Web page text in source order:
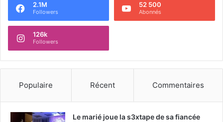
2.1M
Followers
52 500
Abonnés
126k
Followers
Populaire Récent Commentaires
Le marié joue la s3xtape de sa fiancée